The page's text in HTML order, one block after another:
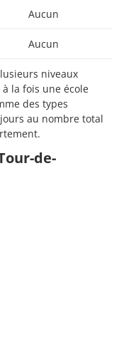
Aucun
Aucun
niveaux
la fois une école
des types
au nombre total
de-